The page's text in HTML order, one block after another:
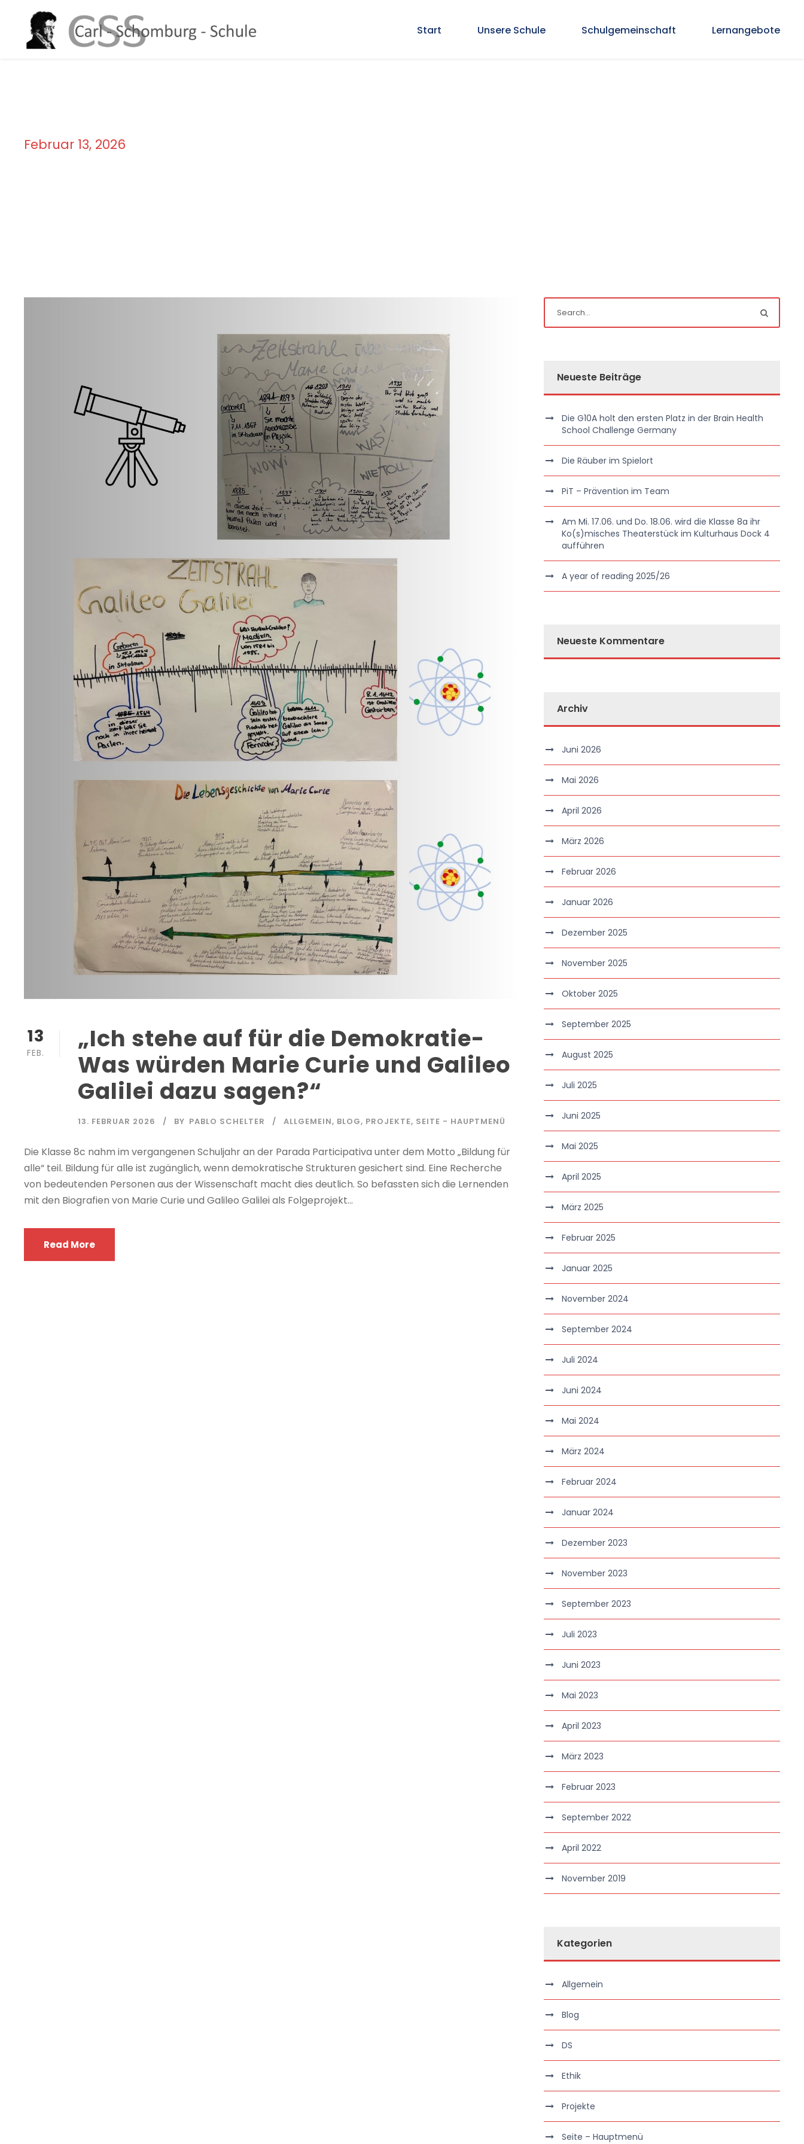
Start Unsere Schule Schulgemeinschaft Lernangebote
Februar 13, 2026
13
FEB.
„Ich stehe auf für die Demokratie-
Was würden Marie Curie und Galileo
Galilei dazu sagen?“
13. FEBRUAR 2026 BY PABLO SCHELTER ALLGEMEIN, BLOG, PROJEKTE, SEITE - HAUPTMENÜ
Die Klasse 8c nahm im vergangenen Schuljahr an der Parada Participativa unter dem Motto „Bildung für
alle“ teil. Bildung für alle ist zugänglich, wenn demokratische Strukturen gesichert sind. Eine Recherche
von bedeutenden Personen aus der Wissenschaft macht dies deutlich. So befassten sich die Lernenden
mit den Biografien von Marie Curie und Galileo Galilei als Folgeprojekt...
Read More
Neueste Beiträge
Die G10A holt den ersten Platz in der Brain Health
School Challenge Germany
Die Räuber im Spielort
PiT – Prävention im Team
Am Mi. 17.06. und Do. 18.06. wird die Klasse 8a ihr
Ko(s)misches Theaterstück im Kulturhaus Dock 4
aufführen
A year of reading 2025/26
Neueste Kommentare
Archiv
Juni 2026
Mai 2026
April 2026
März 2026
Februar 2026
Januar 2026
Dezember 2025
November 2025
Oktober 2025
September 2025
August 2025
Juli 2025
Juni 2025
Mai 2025
April 2025
März 2025
Februar 2025
Januar 2025
November 2024
September 2024
Juli 2024
Juni 2024
Mai 2024
März 2024
Februar 2024
Januar 2024
Dezember 2023
November 2023
September 2023
Juli 2023
Juni 2023
Mai 2023
April 2023
März 2023
Februar 2023
September 2022
April 2022
November 2019
Kategorien
Allgemein
Blog
DS
Ethik
Projekte
Seite – Hauptmenü